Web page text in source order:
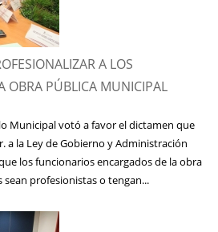
A LOS
OBRA PÚBLICA MUNICIPAL
Municipal votó a favor el dictamen que
a la Ley de Gobierno y Administración
los funcionarios encargados de la obra
profesionistas o tengan...